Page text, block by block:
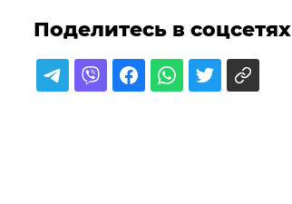
Поделитесь в соцсетях